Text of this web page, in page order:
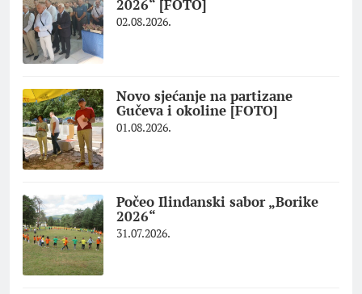
2026“ [FOTO]
02.08.2026.
Novo sjećanje na partizane
Gučeva i okoline [FOTO]
01.08.2026.
Počeo Ilindanski sabor „Borike
2026“
31.07.2026.